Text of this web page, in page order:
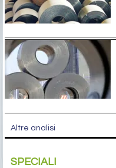
Altre analisi
SPECIALI